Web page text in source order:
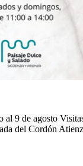
al 9 de agosto
del Cordón